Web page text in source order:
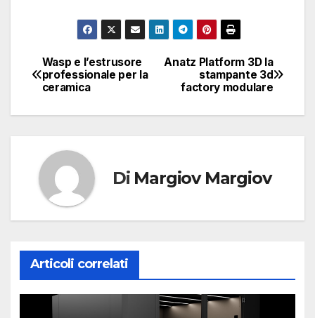
Navigazione
articoli
Anatz Platform 3D la
stampante 3d
factory modulare
Wasp e l’estrusore
professionale per la
ceramica
Di Margiov Margiov
Articoli correlati